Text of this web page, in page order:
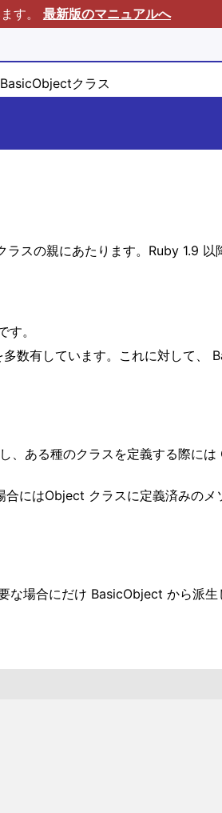
す。 最新版のマニュアルへ
BasicObjectクラス
ラスの親にあたります。Ruby 1.9 以
。
数有しています。これに対して、
、ある種のクラスを定義する際に
にはObject クラスに定義済みの
場合にだけ BasicObject から派生